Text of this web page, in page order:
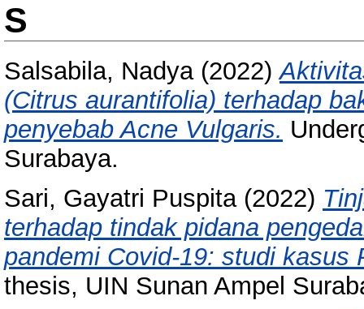
S
Salsabila, Nadya(2022)
(Citrus aurantifolia) terhadap
penyebab Acne Vulgaris.
Surabaya.
Sari, Gayatri Puspita(2022)
terhadap tindak pidana
pandemi Covid-19: studi kasus
thesis, UIN Sunan Ampel